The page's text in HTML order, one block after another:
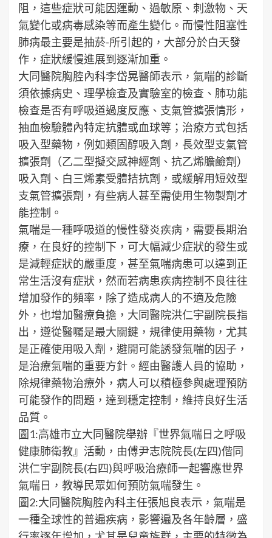
阻，這些症狀可能因運動、過敏原、刺激物、天
氣變化或病毒感染等而產生變化。而慢性阻塞性
肺病最主要是抽菸-所引起的，大部分於白天發
作，症狀緩慢進展到逐漸加重。
大同醫院胸腔內科李岱晃醫師表示，氣喘的診斷
須依據病史、理學檢查及實驗室的檢查、肺功能
檢查是否有呼吸道過度反應、支氣管擴張情形，
抽血檢驗體內特定抗體或血球等；治療方式包括
吸入型藥物，例如類固醇吸入劑，長效型支氣管
擴張劑（乙二型擬交感神經劑、抗乙烯膽鹼劑）
吸入劑、白三烯素受體拮抗劑，或緩解用短效型
支氣管擴張劑，有些病人甚至需使用生物製劑才
能控制。
氣喘是一種呼吸道的慢性發炎疾病，需要長期治
療，在良好的控制下，可大幅減少症狀的發生或
是減輕症狀的嚴重度，甚至氣喘病患可以達到正
常生活沒有症狀，然而若病患疾病控制不良往往
增加發作的頻率，除了造成病人的不適及危險
外，也增加醫療負擔，大同醫院洪仁宇副院長指
出，遵從醫囑是最大關鍵，規律使用藥物，尤其
是正確使用吸入劑，避開可能誘發氣喘的因子，
是治療氣喘的重要方針。經由醫護人員的協助，
除規律藥物治療外，病人可以積極參與處理預防
可能發作的問題，達到穩定控制，維持良好生活
品質。
圖1:高雄市立大同醫院舉辦『世界氣喘日之呼吸
健康肺衛教』活動，由傅尹志院院長(左四)偕同
洪仁宇副院長(右四)與呼吸治療師一起響應世界
氣喘日，教導民眾如何預防氣喘發生。
圖2:大同醫院胸腔內科主任張旭良表示，氣喘是
一種全球性的普遍疾病，影響遍及各年齡層，盛